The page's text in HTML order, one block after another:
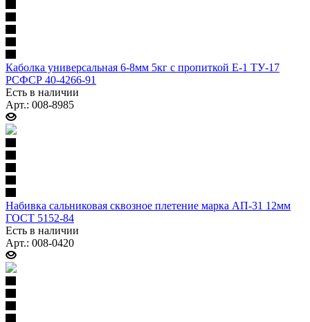
Каболка универсальная 6-8мм 5кг с пропиткой Е-1 ТУ-17
РСФСР 40-4266-91
Есть в наличии
Арт.: 008-8985
Набивка сальниковая сквозное плетение марка АП-31 12мм
ГОСТ 5152-84
Есть в наличии
Арт.: 008-0420